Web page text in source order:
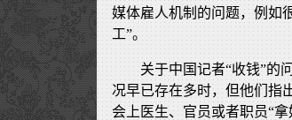
媒体雇人机制的问题，例如
工”。
关于中国记者“收钱”的
况早已存在多时，但他们指
会上医生、官员或者职员“